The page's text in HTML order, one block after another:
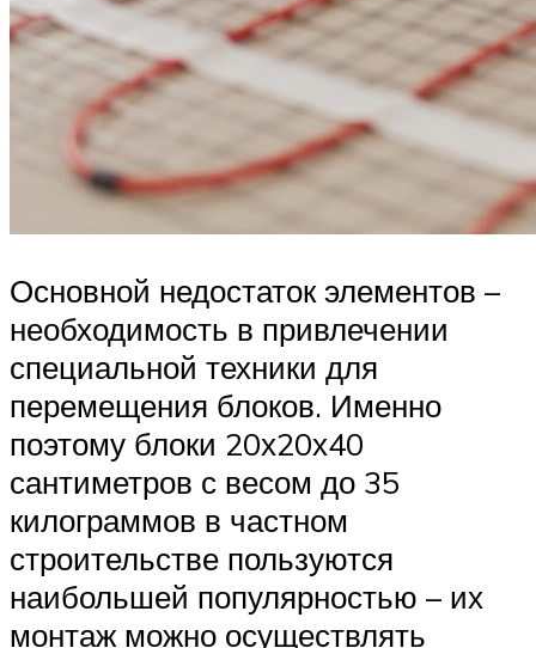
Основной недостаток элементов –
необходимость в привлечении
специальной техники для
перемещения блоков. Именно
поэтому блоки 20х20х40
сантиметров с весом до 35
килограммов в частном
строительстве пользуются
наибольшей популярностью – их
монтаж можно осуществлять